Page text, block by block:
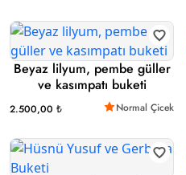
Beyaz lilyum, pembe güller
ve kasımpatı buketi
2.500,00 ₺ Normal Çicek